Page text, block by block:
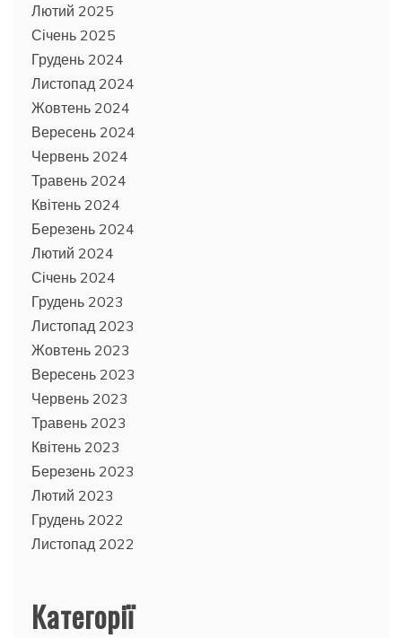
Лютий 2025
Січень 2025
Грудень 2024
Листопад 2024
Жовтень 2024
Вересень 2024
Червень 2024
Травень 2024
Квітень 2024
Березень 2024
Лютий 2024
Січень 2024
Грудень 2023
Листопад 2023
Жовтень 2023
Вересень 2023
Червень 2023
Травень 2023
Квітень 2023
Березень 2023
Лютий 2023
Грудень 2022
Листопад 2022
Категорії